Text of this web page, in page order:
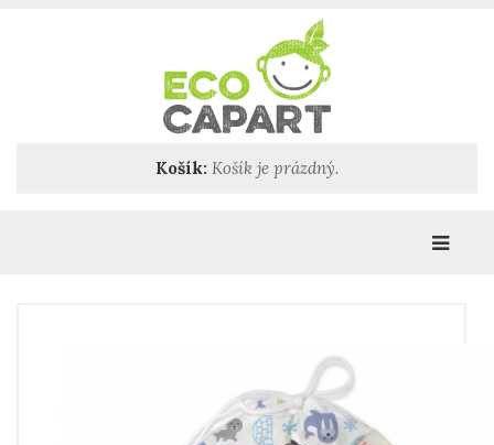
Košík: Košík je prázdný.